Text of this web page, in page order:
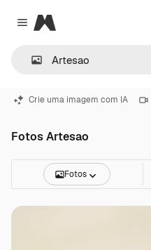
Close menu
Magnific
Crie uma imagem com IA
Fotos Artesao
Fotos